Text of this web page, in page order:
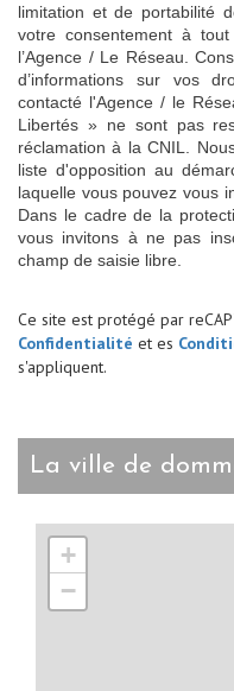
limitation et de portabilité
votre consentement à
l’Agence / Le Réseau.
d’informations sur vos
contacté l'Agence / le
Libertés » ne sont pas
réclamation à la CNIL.
liste d'opposition au
laquelle vous pouvez vous
Dans le cadre de la
vous invitons à ne pas
champ de saisie libre.
Ce site est protégé par
Confidentialité et es
s'appliquent.
la ville de
+
−